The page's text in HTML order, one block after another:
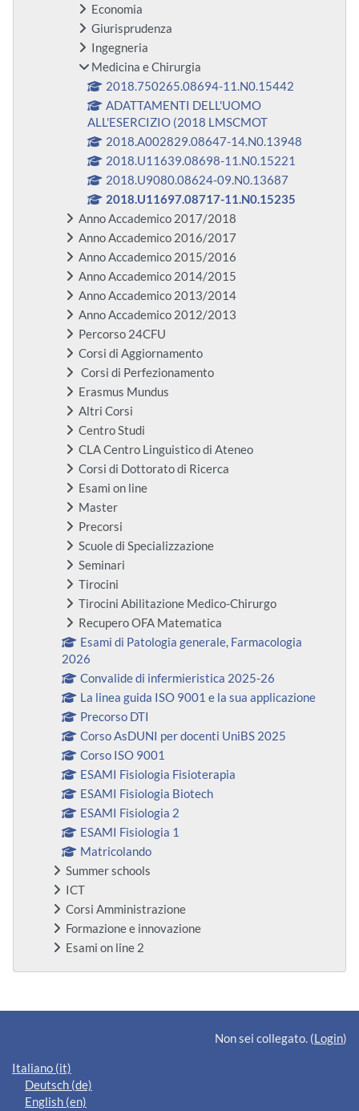
Economia
Giurisprudenza
Ingegneria
Medicina e Chirurgia
2018.750265.08694-11.N0.15442
ADATTAMENTI DELL'UOMO
ALL'ESERCIZIO (2018 LMSCMOT
2018.A002829.08647-14.N0.13948
2018.U11639.08698-11.N0.15221
2018.U9080.08624-09.N0.13687
2018.U11697.08717-11.N0.15235
Anno Accademico 2017/2018
Anno Accademico 2016/2017
Anno Accademico 2015/2016
Anno Accademico 2014/2015
Anno Accademico 2013/2014
Anno Accademico 2012/2013
Percorso 24CFU
Corsi di Aggiornamento
Corsi di Perfezionamento
Erasmus Mundus
Altri Corsi
Centro Studi
CLA Centro Linguistico di Ateneo
Corsi di Dottorato di Ricerca
Esami on line
Master
Precorsi
Scuole di Specializzazione
Seminari
Tirocini
Tirocini Abilitazione Medico-Chirurgo
Recupero OFA Matematica
Esami di Patologia generale, Farmacologia
2026
Convalide di infermieristica 2025-26
La linea guida ISO 9001 e la sua applicazione
Precorso DTI
Corso AsDUNI per docenti UniBS 2025
Corso ISO 9001
ESAMI Fisiologia Fisioterapia
ESAMI Fisiologia Biotech
ESAMI Fisiologia 2
ESAMI Fisiologia 1
Matricolando
Summer schools
ICT
Corsi Amministrazione
Formazione e innovazione
Esami on line 2
Blocchi supplementari
Non sei collegato. (Login)
Italiano ‎(it)‎
Deutsch ‎(de)‎
English ‎(en)‎